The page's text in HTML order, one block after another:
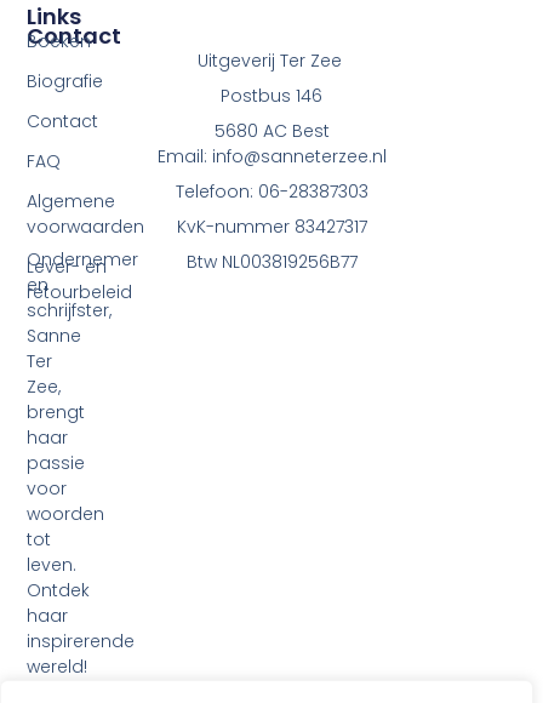
Ondernemer
en
schrijfster,
Sanne
Ter
Zee,
brengt
haar
passie
voor
woorden
tot
leven.
Ontdek
haar
inspirerende
wereld!
Links
Boeken
Biografie
Contact
FAQ
Algemene
voorwaarden
Lever- en
retourbeleid
Contact
Uitgeverij Ter Zee
Postbus 146
5680 AC Best
Email: info@sanneterzee.nl
Telefoon: 06-28387303
KvK-nummer 83427317
Btw NL003819256B77